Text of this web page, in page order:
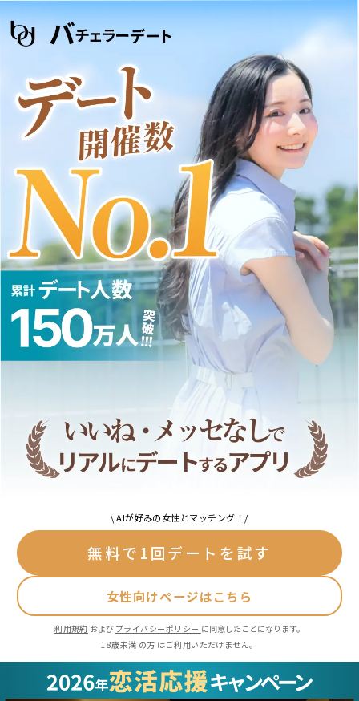
\ AIが好みの女性とマッチング！/
無料で1回デートを試す
女性向けページはこちら
利用規約 および プライバシーポリシー に同意したことになります。
18歳未満 の方 はご利用いただけません。